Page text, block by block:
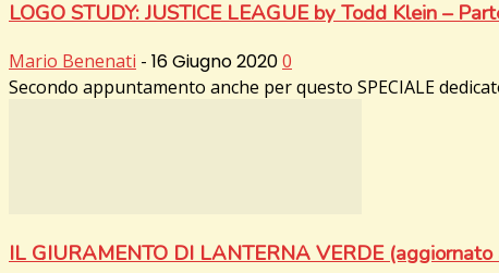
LOGO STUDY: JUSTICE LEAGUE by Todd Klein –
Mario Benenati - 16 Giugno 20200
Secondo appuntamento anche per questo SPECIALE
IL GIURAMENTO DI LANTERNA VERDE